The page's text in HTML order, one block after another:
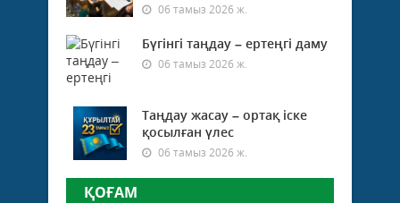
06 тамыз 2026 ж.
Бүгінгі таңдау – ертеңгі даму
06 тамыз 2026 ж.
Таңдау жасау – ортақ іске
қосылған үлес
06 тамыз 2026 ж.
ҚОҒАМ